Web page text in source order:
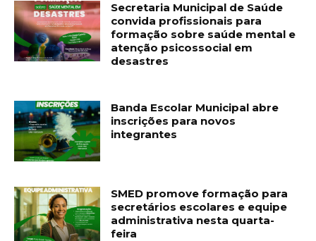
Secretaria Municipal de Saúde
convida profissionais para
formação sobre saúde mental e
atenção psicossocial em
desastres
Banda Escolar Municipal abre
inscrições para novos
integrantes
SMED promove formação para
secretários escolares e equipe
administrativa nesta quarta-
feira